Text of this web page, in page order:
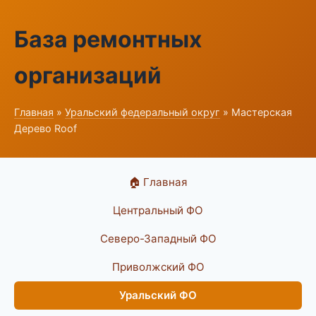
База ремонтных
организаций
Главная » Уральский федеральный округ » Мастерская
Дерево Roof
🏠 Главная
Центральный ФО
Северо-Западный ФО
Приволжский ФО
Уральский ФО